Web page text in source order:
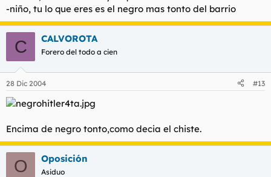
-niño, tu lo que eres es el negro mas tonto del barrio
C CALVOROTA
Forero del todo a cien
28 Dic 2004 #13
Encima de negro tonto,como decia el chiste.
O Oposición
Asiduo